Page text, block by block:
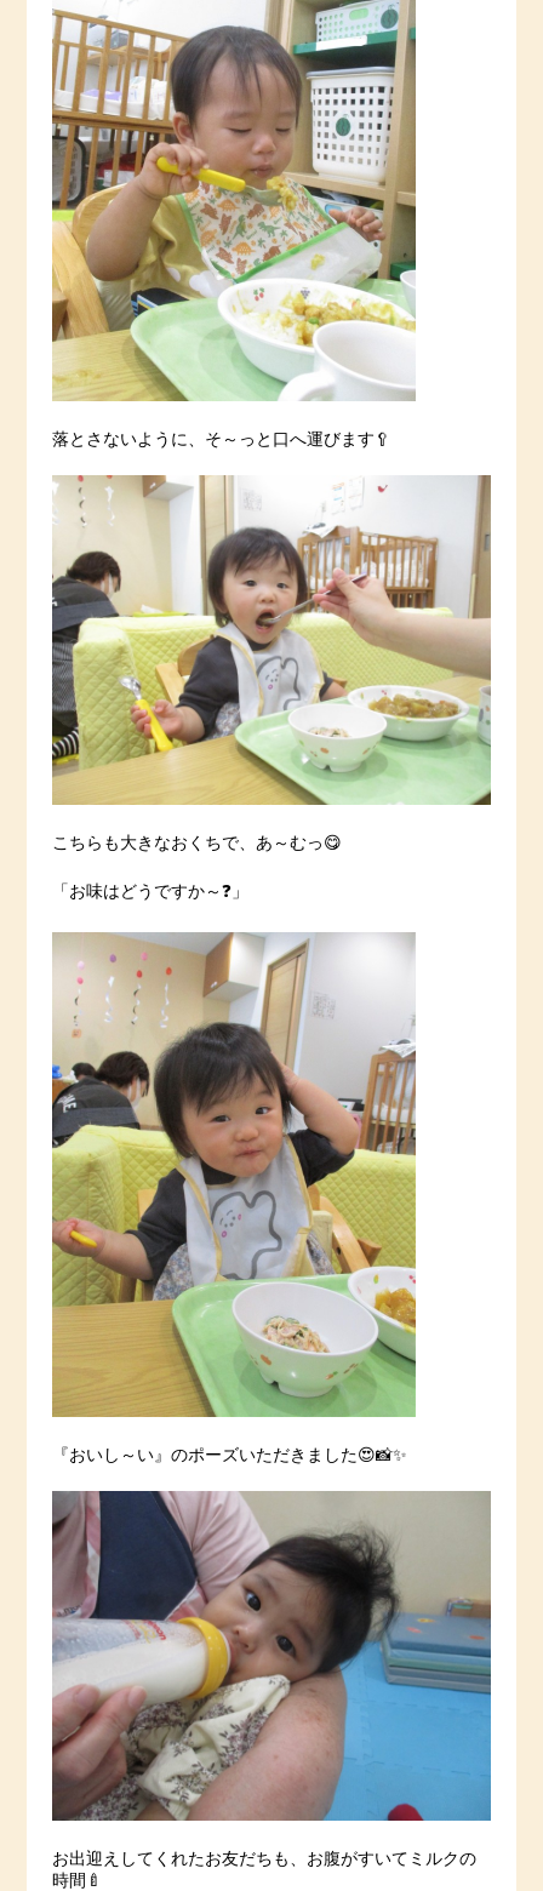
落とさないように、そ～っと口へ運びます🥄
こちらも大きなおくちで、あ～むっ😋
「お味はどうですか～❓」
『おいし～い』のポーズいただきました😍📸✨
お出迎えしてくれたお友だちも、お腹がすいてミルクの
時間🍼